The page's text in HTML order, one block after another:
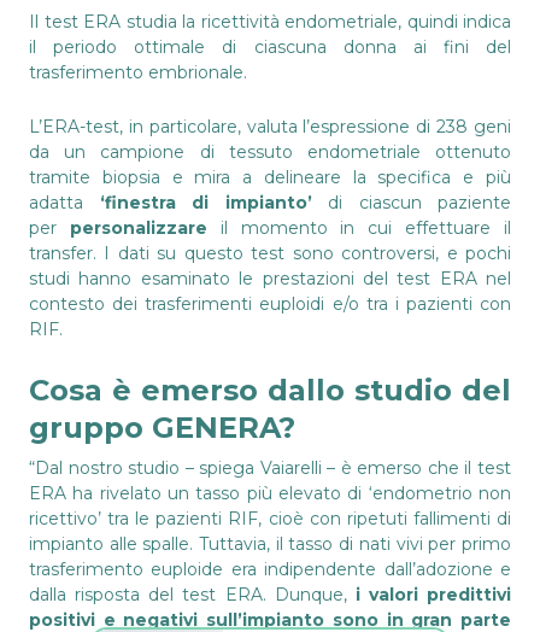
Il test ERA studia la ricettività endometriale, quindi indica
il periodo ottimale di ciascuna donna ai fini del
trasferimento embrionale.
L’ERA-test, in particolare, valuta l’espressione di 238 geni
da un campione di tessuto endometriale ottenuto
tramite biopsia e mira a delineare la specifica e più
adatta ‘finestra di impianto’di ciascun paziente
per personalizzare il momento in cui effettuare il
transfer. I dati su questo test sono controversi, e pochi
studi hanno esaminato le prestazioni del test ERA nel
contesto dei trasferimenti euploidi e/o tra i pazienti con
RIF.
Cosa è emerso dallo studio del
gruppo GENERA?
“Dal nostro studio – spiega Vaiarelli – è emerso che il test
ERA ha rivelato un tasso più elevato di ‘endometrio non
ricettivo’ tra le pazienti RIF, cioè con ripetuti fallimenti di
impianto alle spalle. Tuttavia, il tasso di nati vivi per primo
trasferimento euploide era indipendente dall’adozione e
dalla risposta del test ERA. Dunque, i valori predittivi
positivi e negativi sull’impianto sono in gran parte